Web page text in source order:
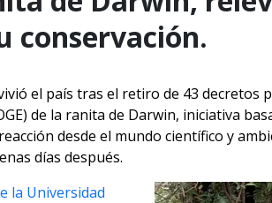
conservación.
el país tras el retiro de 43
de la ranita de Darwin, iniciativa
desde el mundo científico y
días después.
la Universidad